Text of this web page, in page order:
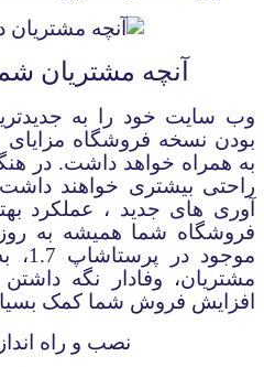
آنچه مشتریان
وب سایت خود را به
بودن نسخه فروشگاه مزایای
به همراه خواهد داشت. در
راحتی بیشتری خواهند داشت
آوری های جدید ، عملکرد
فروشگاه شما همیشه به
مشتریان، وفادار نگه
افزایش فروش شما کمک